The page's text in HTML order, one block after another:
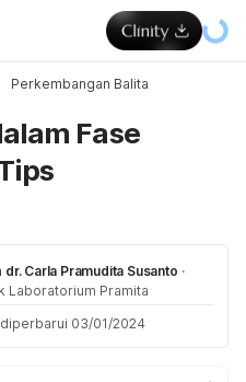
Perkembangan Balita
Fase
dr. Carla Pramudita Susanto ·
Laboratorium Pramita
03/01/2024